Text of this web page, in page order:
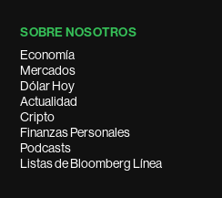
SOBRE NOSOTROS
Economía
Mercados
Dólar Hoy
Actualidad
Cripto
Finanzas Personales
Podcasts
Listas de Bloomberg Línea